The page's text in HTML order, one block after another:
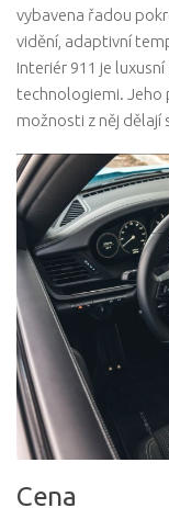
vybavena řadou
vidění, adaptivní
Interiér 911 je
technologiemi.
možnosti z něj dělají
Cena